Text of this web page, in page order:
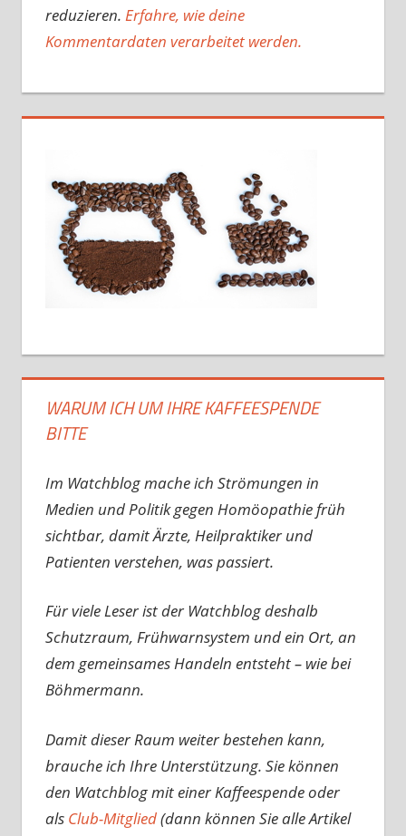
reduzieren. Erfahre, wie deine
Kommentardaten verarbeitet werden.
WARUM ICH UM IHRE KAFFEESPENDE
BITTE
Im Watchblog mache ich Strömungen in
Medien und Politik gegen Homöopathie früh
sichtbar, damit Ärzte, Heilpraktiker und
Patienten verstehen, was passiert.
Für viele Leser ist der Watchblog deshalb
Schutzraum, Frühwarnsystem und ein Ort, an
dem gemeinsames Handeln entsteht – wie bei
Böhmermann.
Damit dieser Raum weiter bestehen kann,
brauche ich Ihre Unterstützung. Sie können
den Watchblog mit einer Kaffeespende oder
als Club-Mitglied(dann können Sie alle Artikel